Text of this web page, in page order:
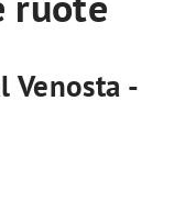
Venosta -